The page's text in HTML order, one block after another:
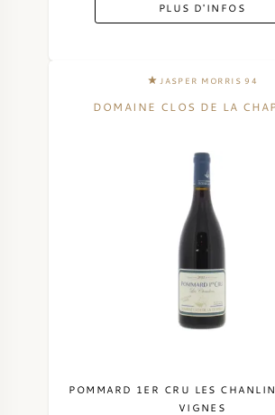
PLUS D'INFOS
JASPER MORRIS 94
DOMAINE CLOS DE LA
POMMARD 1ER CRU LES
VIGNES